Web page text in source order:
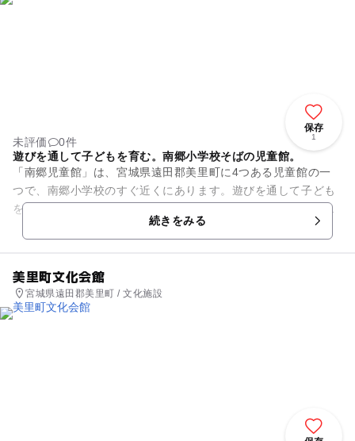
保存
1
未評価
0件
遊びを通して子どもを育む。南郷小学校そばの児童館。
「南郷児童館」は、宮城県遠田郡美里町に4つある児童館の一
つで、南郷小学校のすぐ近くにあります。遊びを通して子ども
を健全に心豊かに育てつ場です。職員が常駐していて、子育て
の悩み相談に応じたり、親同...続きをみる
美里町文化会館
宮城県遠田郡美里町 / 文化施設